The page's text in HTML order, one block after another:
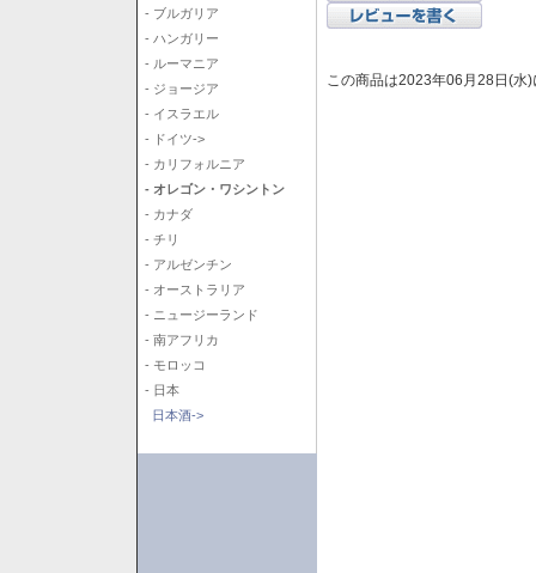
- ブルガリア
- ハンガリー
- ルーマニア
- ジョージア
- イスラエル
- ドイツ->
- カリフォルニア
- オレゴン・ワシントン
- カナダ
- チリ
- アルゼンチン
- オーストラリア
- ニュージーランド
- 南アフリカ
- モロッコ
- 日本
日本酒->
この商品は2023年06月28日(水